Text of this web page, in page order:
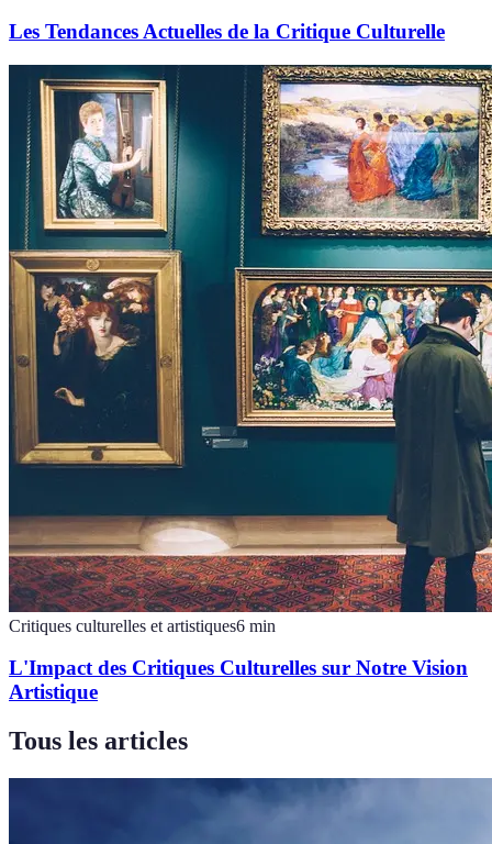
Les Tendances Actuelles de la Critique Culturelle
Critiques culturelles et artistiques6 min
L'Impact des Critiques Culturelles sur Notre Vision
Artistique
Tous les articles